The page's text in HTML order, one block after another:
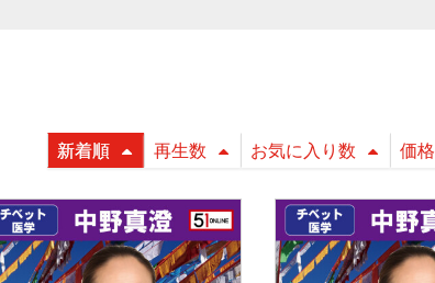
新着順 再生数 お気に入り数 価格